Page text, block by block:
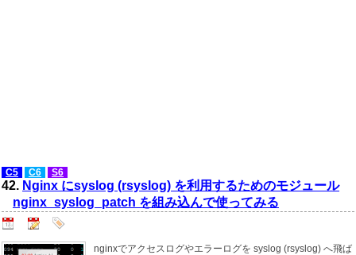
C5 C6 S6
42. Nginx にsyslog (rsyslog) を利用するためのモジュール
nginx_syslog_patch を組み込んで使ってみる
nginxでアクセスログやエラーログを syslog (rsyslog) へ飛ば